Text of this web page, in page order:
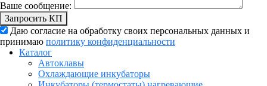
Ваше сообщение:
Запросить КП
Даю согласие на обработку своих персональных данных и
принимаю политику конфиденциальности
Каталог
Автоклавы
Охлаждающие инкубаторы